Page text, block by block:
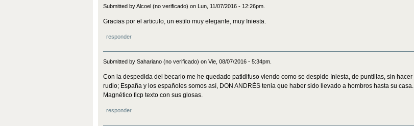
Submitted by Alcoel (no verificado) on Lun, 11/07/2016 - 12:26pm.
Gracias por el articulo, un estilo muy elegante, muy Iniesta.
responder
Submitted by Sahariano (no verificado) on Vie, 08/07/2016 - 5:34pm.
Con la despedida del becario me he quedado patidifuso viendo como se despide Iniesta, de puntillas, sin hacer
rudio; España y los españoles somos así, DON ANDRÉS tenia que haber sido llevado a hombros hasta su casa.
Magnético ficp texto con sus glosas.
responder